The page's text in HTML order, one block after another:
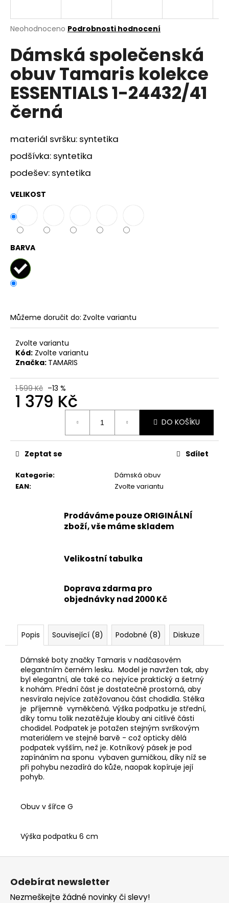
Průměrné
produktu
je
z
5
hvězdiček.
Neohodnoceno Podrobnosti hodnocení
Dámská společenská
obuv Tamaris kolekce
ESSENTIALS 1-24432/41
černá
materiál svršku: syntetika
podšívka: syntetika
podešev: syntetika
VELIKOST
BARVA
Můžeme doručit do: Zvolte variantu
Zvolte variantu
Kód: Zvolte variantu
Značka: TAMARIS
1 599 Kč –13 %
1 379 Kč
DO KOŠÍKU
Kategorie:
Dámská obuv
EAN: Zvolte variantu
Zeptat se Sdílet
Prodáváme pouze ORIGINÁLNÍ
zboží, vše máme skladem
Velikostní tabulka
Doprava zdarma pro
objednávky nad 2000 Kč
Popis Související (8) Podobné (8) Diskuze
Dámské boty značky Tamaris v nadčasovém
elegantním černém lesku. Model je navržen tak, aby
byl elegantní, ale také co nejvíce praktický a šetrný
k nohám. Přední část je dostatečně prostorná, aby
nesvírala nejvíce zatěžovanou část chodidla. Stélka
je příjemně vyměkčená. Výška podpatku je střední,
díky tomu tolik nezatěžuje klouby ani citlivé části
chodidel. Podpatek je potažen stejným svrškovým
materiálem ve stejné barvě - což opticky dělá
podpatek vyšším, než je. Kotníkový pásek je pod
zapínáním na sponu vybaven gumičkou, díky níž se
při pohybu nezadírá do kůže, naopak kopíruje její
pohyb.
Obuv v šířce G
Výška podpatku 6 cm
j
t
?
D
o
o
u
u
j
e
m
e
DÁMSKÉ
NAZOUVÁKY
INBLU
ZO19
BRONZOVÉ
499
Kč
Původně:
Kč
Z
Odebírat newsletter
Nezmeškejte žádné novinky či slevy!